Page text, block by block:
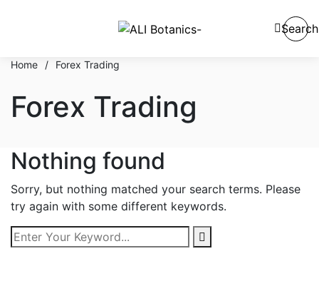
Search
Home / Forex Trading
Forex Trading
Nothing found
Sorry, but nothing matched your search terms. Please
try again with some different keywords.